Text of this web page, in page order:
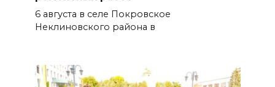
6 августа в селе Покровское
Неклиновского района в